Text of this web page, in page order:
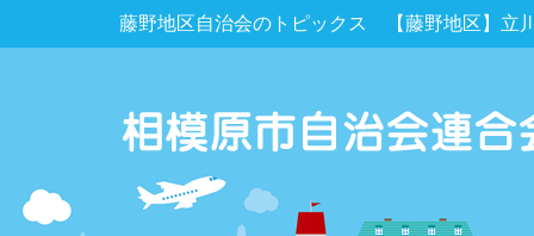
藤野地区自治会のトピックス 【藤野地区】立